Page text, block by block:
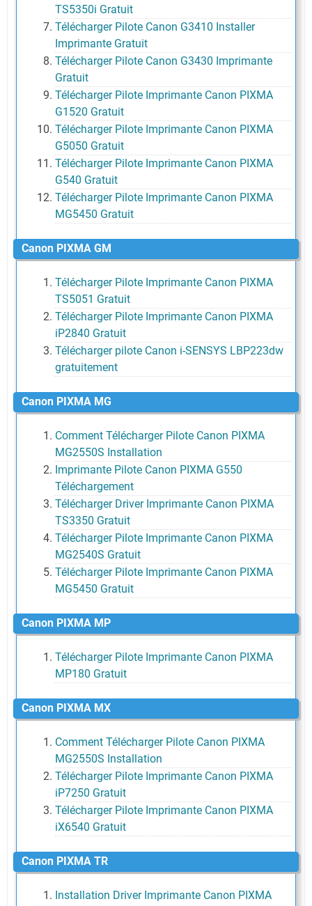
TS5350i Gratuit
Télécharger Pilote Canon G3410 Installer
Imprimante Gratuit
Télécharger Pilote Canon G3430 Imprimante
Gratuit
Télécharger Pilote Imprimante Canon PIXMA
G1520 Gratuit
Télécharger Pilote Imprimante Canon PIXMA
G5050 Gratuit
Télécharger Pilote Imprimante Canon PIXMA
G540 Gratuit
Télécharger Pilote Imprimante Canon PIXMA
MG5450 Gratuit
Canon PIXMA GM
Télécharger Pilote Imprimante Canon PIXMA
TS5051 Gratuit
Télécharger Pilote Imprimante Canon PIXMA
iP2840 Gratuit
Télécharger pilote Canon i-SENSYS LBP223dw
gratuitement
Canon PIXMA MG
Comment Télécharger Pilote Canon PIXMA
MG2550S Installation
Imprimante Pilote Canon PIXMA G550
Téléchargement
Télécharger Driver Imprimante Canon PIXMA
TS3350 Gratuit
Télécharger Pilote Imprimante Canon PIXMA
MG2540S Gratuit
Télécharger Pilote Imprimante Canon PIXMA
MG5450 Gratuit
Canon PIXMA MP
Télécharger Pilote Imprimante Canon PIXMA
MP180 Gratuit
Canon PIXMA MX
Comment Télécharger Pilote Canon PIXMA
MG2550S Installation
Télécharger Pilote Imprimante Canon PIXMA
iP7250 Gratuit
Télécharger Pilote Imprimante Canon PIXMA
iX6540 Gratuit
Canon PIXMA TR
Installation Driver Imprimante Canon PIXMA